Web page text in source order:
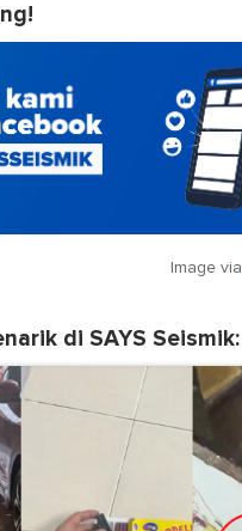
Image via
di SAYS Seismik: